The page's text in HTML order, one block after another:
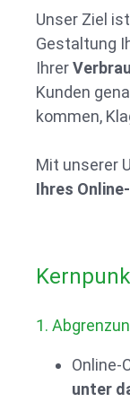
Unser Ziel
Gestaltung
Ihrer
Kunden
kommen,
Mit unserer
Ihres
1.
Online-
unter